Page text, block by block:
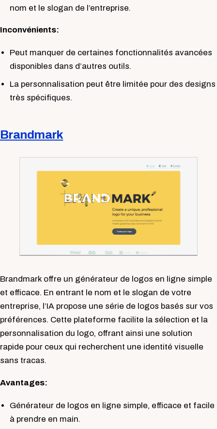
nom et le slogan de l’entreprise.
Inconvénients:
Peut manquer de certaines fonctionnalités avancées
disponibles dans d’autres outils.
La personnalisation peut être limitée pour des designs
très spécifiques.
Brandmark
Brandmark offre un générateur de logos en ligne simple
et efficace. En entrant le nom et le slogan de votre
entreprise, l’IA propose une série de logos basés sur vos
préférences. Cette plateforme facilite la sélection et la
personnalisation du logo, offrant ainsi une solution
rapide pour ceux qui recherchent une identité visuelle
sans tracas.
Avantages:
Générateur de logos en ligne simple, efficace et facile
à prendre en main.